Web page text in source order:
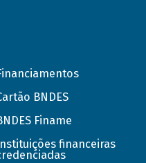
BNDES
Finame
Instituições financeiras